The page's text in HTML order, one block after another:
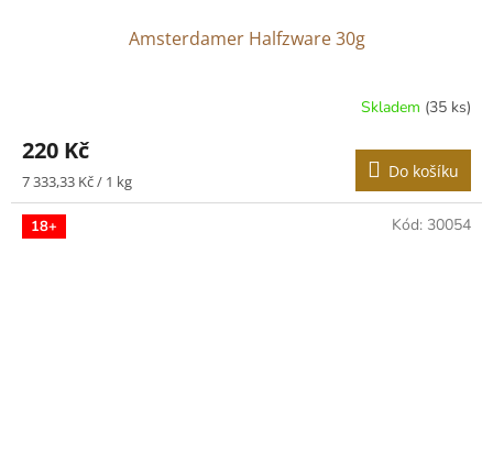
Amsterdamer Halfzware 30g
Skladem (35 ks)
220 Kč
Měrná
cena:
7 333,33 Kč / 1 kg Do košíku
18+ Kód: 30054